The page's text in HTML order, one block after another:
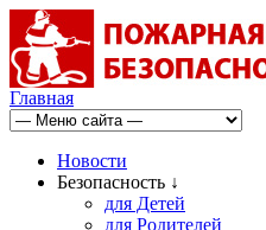
Главная
Новости
Безопасность ↓
для Детей
для Родителей